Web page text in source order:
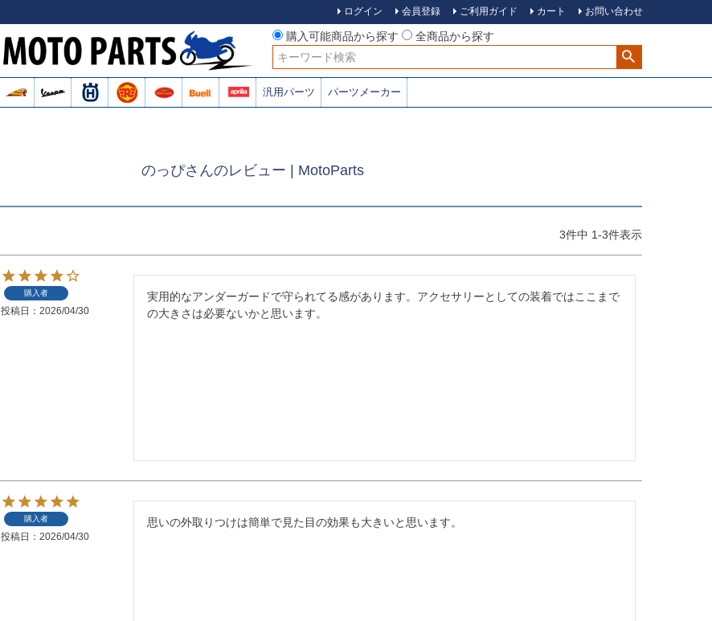
ログイン 会員登録 ご利用ガイド カート お問い合わせ
購入可能商品から探す
全商品から探す
検索
汎用パーツ パーツメーカー
のっぴさんのレビュー | MotoParts
3件中 1-3件表示
購入者
投稿日 2026/04/30
実用的なアンダーガードで守られてる感があります。アクセサリーとしての装着ではここまで
の大きさは必要ないかと思います。
購入者
投稿日 2026/04/30
思いの外取りつけは簡単で見た目の効果も大きいと思います。